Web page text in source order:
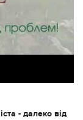
- далеко від